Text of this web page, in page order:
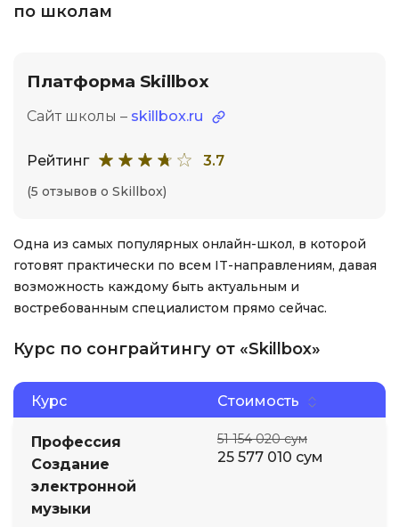
по школам
Платформа Skillbox
Сайт школы – skillbox.ru
Рейтинг 3.7
(5 отзывов о Skillbox)
Одна из самых популярных онлайн-школ, в которой
готовят практически по всем IT-направлениям, давая
возможность каждому быть актуальным и
востребованным специалистом прямо сейчас.
Курс по сонграйтингу от «Skillbox»
Курс Стоимость
Профессия
Создание
электронной
музыки
51 154 020 сум
25 577 010 сум